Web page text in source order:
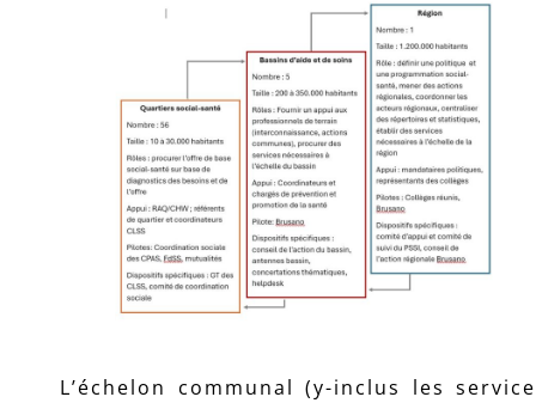
L’échelon communal (y-inclus les